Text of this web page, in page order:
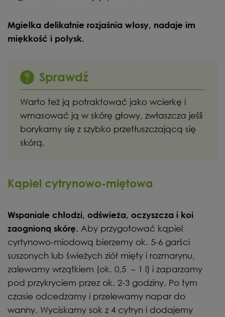
Mgiełka delikatnie rozjaśnia włosy, nadaje im
miękkość i połysk.
Sprawdź
Warto też ją potraktować jako wcierkę i
wmasować ją w skórę głowy, zwłaszcza jeśli
borykamy się z szybko przetłuszczającą się
skórą.
Kąpiel cytrynowo-miętowa
Wspaniale chłodzi, odświeża, oczyszcza i koi
zaognioną skórę. Aby przygotować kąpiel
cyrtynowo-miodową bierzemy ok. 5-6 garści
suszonych lub świeżych ziół mięty i rozmarynu,
zalewamy wrzątkiem (ok. 0,5 – 1 l) i zaparzamy
pod przykryciem przez ok. 2-3 godziny. Po tym
czasie odcedzamy i przelewamy napar do
wanny. Wyciskamy sok z 4 cytryn i dodajemy